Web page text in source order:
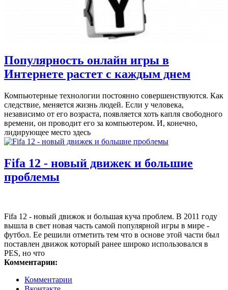
Популярность онлайн игры в
Интернете растет с каждым днем
Компьютерные технологии постоянно совершенствуются. Как
следствие, меняется жизнь людей. Если у человека,
независимо от его возраста, появляется хоть капля свободного
времени, он проводит его за компьютером. И, конечно,
лидирующее место здесь
Fifa 12 - новый движек и большие
проблемы
Fifa 12 - новый движок и большая куча проблем. В 2011 году
вышла в свет новая часть самой популярной игры в мире -
футбол. Ее решили отметить тем что в основе этой части был
поставлен движок который ранее широко использовался в
PES, но что
Комментарии:
Комментарии